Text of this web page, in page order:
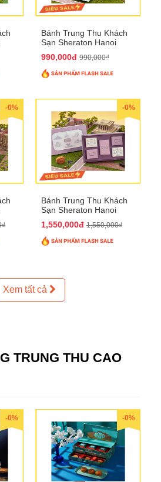
Bánh Trung Thu Khách
Sạn Sheraton Hanoi
990,000đ 990,000₫
-0% -0%
Bánh Trung Thu Khách
Sạn Sheraton Hanoi
1,550,000đ 1,550,000₫
Xem tất cả
TRUNG THU CAO
-0% -0%